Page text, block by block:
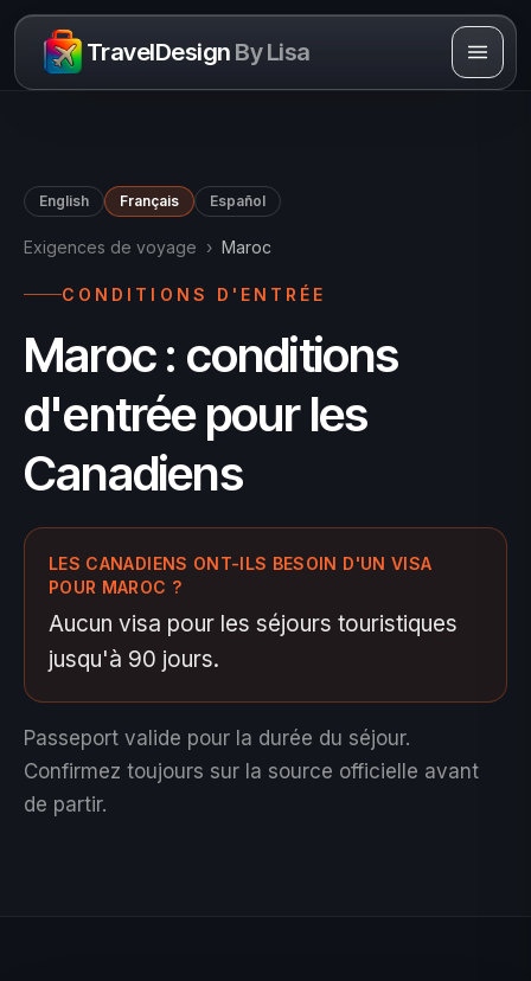
Skip to content
TravelDesign By Lisa
English Français Español
Exigences de voyage › Maroc
CONDITIONS D'ENTRÉE
Maroc : conditions
d'entrée pour les
Canadiens
LES CANADIENS ONT-ILS BESOIN D'UN VISA
POUR MAROC ?
Aucun visa pour les séjours touristiques
jusqu'à 90 jours.
Passeport valide pour la durée du séjour.
Confirmez toujours sur la source officielle avant
de partir.